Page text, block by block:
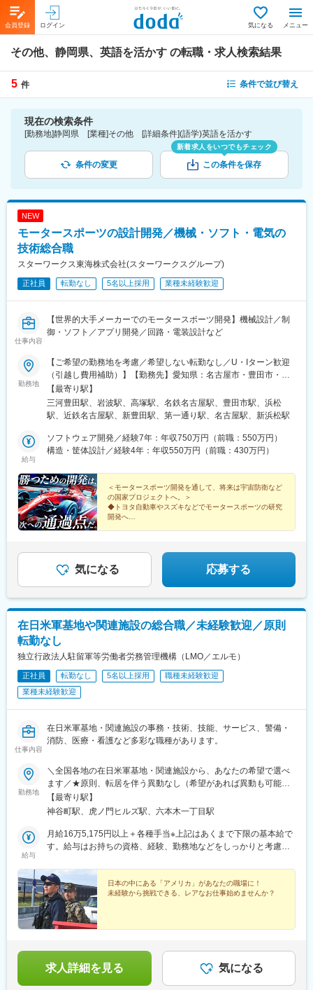
会員登録 ログイン 気になる メニュー
その他、静岡県、英語を活かす の転職・求人検索結果
5 件 条件で並び替え
現在の検索条件
[勤務地]静岡県 [業種]その他 [詳細条件](語学)英語を活かす
条件の変更
新着求人をいつでもチェック
この条件を保存
NEW
モータースポーツの設計開発／機械・ソフト・電気の
技術総合職
スターワークス東海株式会社(スターワークスグループ)
正社員 転勤なし 5名以上採用 業種未経験歓迎
仕事内容
【世界的大手メーカーでのモータースポーツ開発】機械設計／制
御・ソフト／アプリ開発／回路・電装設計など
勤務地
【ご希望の勤務地を考慮／希望しない転勤なし／U・Iターン歓迎
（引越し費用補助）】【勤務先】愛知県：名古屋市・豊田市・田
原市静岡県：浜松市・裾野市＜勤務地例＞トヨタ自動車 本社
（豊田市トヨタ町1番地）トヨタ自動車 東富士研究所（裾野市御
宿1200）スズキ 本社（浜松市中央区高塚町300）※上記市区町村
引越し費用補助（引越しの手配も会社が行います）■家賃補助制度
／業務都合で転居が必要な際に家賃の6割を補助します。※家賃が
ット可の物件有★各勤務地受動喫煙対策あり★自動車通勤あり
（派遣先による）★リモートワーク・テレワーク・在宅勤務あり
（派遣先による）＜弊社事業所＞・名古屋テクニカルセンター
（本社）名古屋市中村区名駅南1-24-30 名古屋三井ビル本館12F・
豊田テクニカルセンター豊田市喜多町2-160 コモ・スクエア ウェ
クトタワー18F
【最寄り駅】
三河豊田駅、岩波駅、高塚駅、名鉄名古屋駅、豊田市駅、浜松
駅、近鉄名古屋駅、新豊田駅、第一通り駅、名古屋駅、新浜松駅
給与
ソフトウェア開発／経験7年：年収750万円（前職：550万円）
構造・筐体設計／経験4年：年収550万円（前職：430万円）
＜モータースポーツ開発を通して、将来は宇宙防衛など
の国家プロジェクトへ。＞
◆トヨタ自動車やスズキなどでモータースポーツの研究
開発へ
気になる 応募する
在日米軍基地や関連施設の総合職／未経験歓迎／原則
転勤なし
独立行政法人駐留軍等労働者労務管理機構（LMO／エルモ）
正社員 転勤なし 5名以上採用
職種未経験歓迎
業種未経験歓迎
仕事内容
在日米軍基地・関連施設の事務・技術、技能、サービス、警備・
消防、医療・看護など多彩な職種があります。
勤務地
＼全国各地の在日米軍基地・関連施設から、あなたの希望で選べ
ます／★原則、転居を伴う異動なし（希望があれば異動も可能）
★地域・勤務地によりマイカー通勤もOK！【本部】〒105-0001
東京都港区虎ノ門四丁目3番20号 神谷町MTビル【東北エリア】・
沢市、新座市・東京都：港区、福生市、多摩市・神奈川県：横浜
市、横須賀市、逗子市、座間市、綾瀬市、相模原市【東海・関西
リア】・山口県：岩国市・広島県：東広島市、呉市、江田島市・
長崎県：佐世保市、西海市【沖縄エリア】・沖縄県：那覇市、名
護市、沖縄市、宜野湾市、うるま市、浦添市、国頭郡伊江村、国
頭郡国頭村、国頭郡宜野座村、国頭郡金武町、国頭郡恩納村、中
頭郡嘉手納町、中頭郡読谷村、中頭郡北谷町、中頭郡北中城村※応
体的な募集有無は、エルモの公式HPよりご確認ください。
【最寄り駅】
神谷町駅、虎ノ門ヒルズ駅、六本木一丁目駅
給与
月給16万5,175円以上＋各種手当※上記はあくまで下限の基本給で
す。給与はお持ちの資格、経験、勤務地などをしっかりと考慮の
当含む）
日本の中にある「アメリカ」があなたの職場に！
未経験から挑戦できる、レアなお仕事始めませんか？
求人詳細を見る 気になる